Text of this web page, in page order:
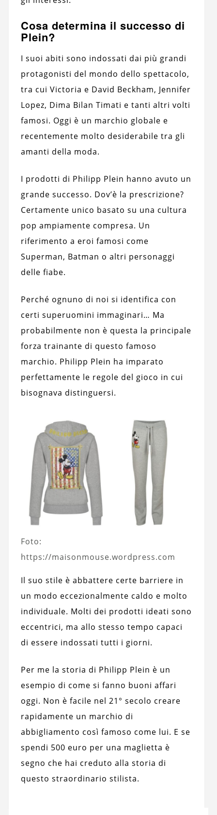
Cosa determina il successo di
Plein?
I suoi abiti sono indossati dai più grandi
protagonisti del mondo dello spettacolo,
tra cui Victoria e David Beckham, Jennifer
Lopez, Dima Bilan Timati e tanti altri volti
famosi. Oggi è un marchio globale e
recentemente molto desiderabile tra gli
amanti della moda.
I prodotti di Philipp Plein hanno avuto un
grande successo. Dov’è la prescrizione?
Certamente unico basato su una cultura
pop ampiamente compresa. Un
riferimento a eroi famosi come
Superman, Batman o altri personaggi
delle fiabe.
Perché ognuno di noi si identifica con
certi superuomini immaginari… Ma
probabilmente non è questa la principale
forza trainante di questo famoso
marchio. Philipp Plein ha imparato
perfettamente le regole del gioco in cui
bisognava distinguersi.
Foto:
https://maisonmouse.wordpress.com
Il suo stile è abbattere certe barriere in
un modo eccezionalmente caldo e molto
individuale. Molti dei prodotti ideati sono
eccentrici, ma allo stesso tempo capaci
di essere indossati tutti i giorni.
Per me la storia di Philipp Plein è un
esempio di come si fanno buoni affari
oggi. Non è facile nel 21° secolo creare
rapidamente un marchio di
abbigliamento così famoso come lui. E se
spendi 500 euro per una maglietta è
segno che hai creduto alla storia di
questo straordinario stilista.